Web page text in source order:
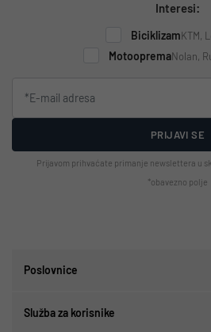
Interesi:
BiciklizamKTM,
MotoopremaNolan,
PRIJAVI SE
Prijavom prihvaćate primanje newslettera u
*obavezno polje
Poslovnice
Služba za korisnike